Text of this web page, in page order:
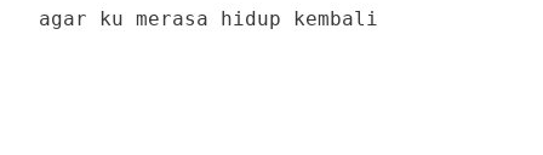
agar ku merasa hidup kembali